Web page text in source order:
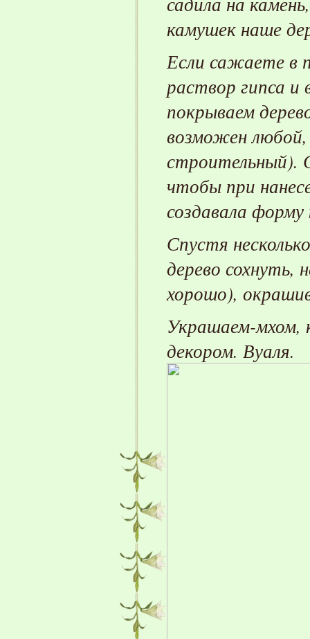
камушек наше
Если сажаете в
раствор гипса и
покрываем
возможен любой,
строительный).
чтобы при нане
создавала
Спустя
дерево сохнуть,
хорошо),
Украшаем-мхом,
декором. Вуаля.